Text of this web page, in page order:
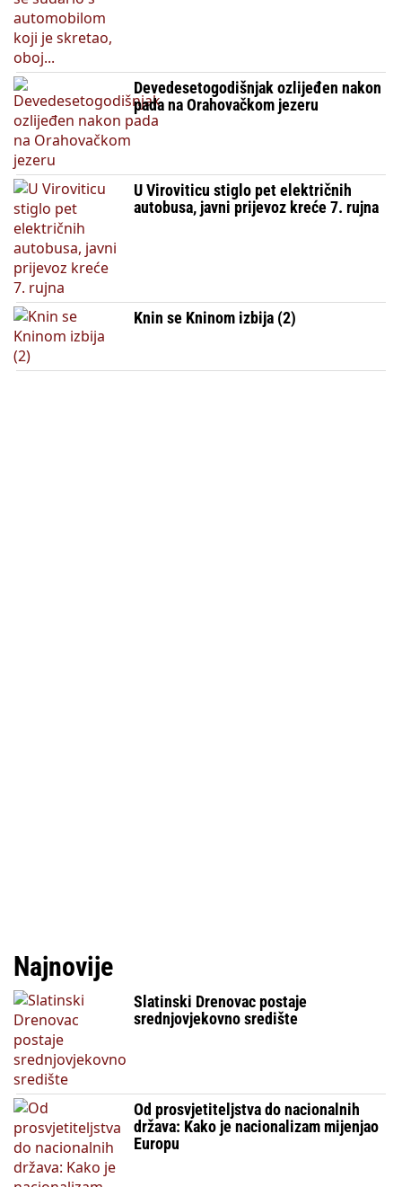
Devedesetogodišnjak ozlijeđen nakon
pada na Orahovačkom jezeru
U Viroviticu stiglo pet električnih
autobusa, javni prijevoz kreće 7. rujna
Knin se Kninom izbija (2)
Najnovije
Slatinski Drenovac postaje
srednjovjekovno središte
Od prosvjetiteljstva do nacionalnih
država: Kako je nacionalizam mijenjao
Europu